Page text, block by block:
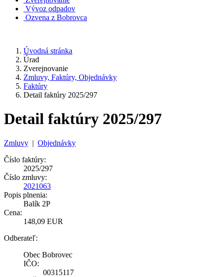
Vývoz odpadov
Ozvena z Bobrovca
Úvodná stránka
Úrad
Zverejnovanie
Zmluvy, Faktúry, Objednávky
Faktúry
Detail faktúry 2025/297
Detail faktúry 2025/297
Zmluvy | Objednávky
Číslo faktúry:
2025/297
Číslo zmluvy:
2021063
Popis plnenia:
Balík 2P
Cena:
148,09 EUR
Odberateľ:
Obec Bobrovec
IČO:
00315117